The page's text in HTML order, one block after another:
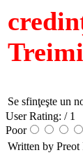
Se sfinţeşte un
User Rating: / 1
Poor
Written by Preot